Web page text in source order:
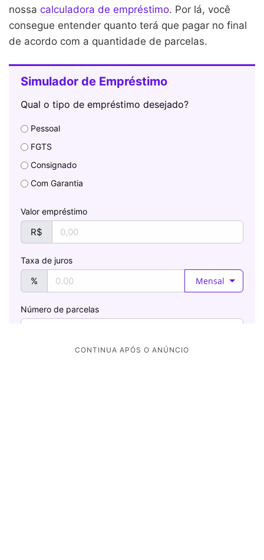
nossa calculadora de empréstimo. Por lá, você
consegue entender quanto terá que pagar no final
de acordo com a quantidade de parcelas.